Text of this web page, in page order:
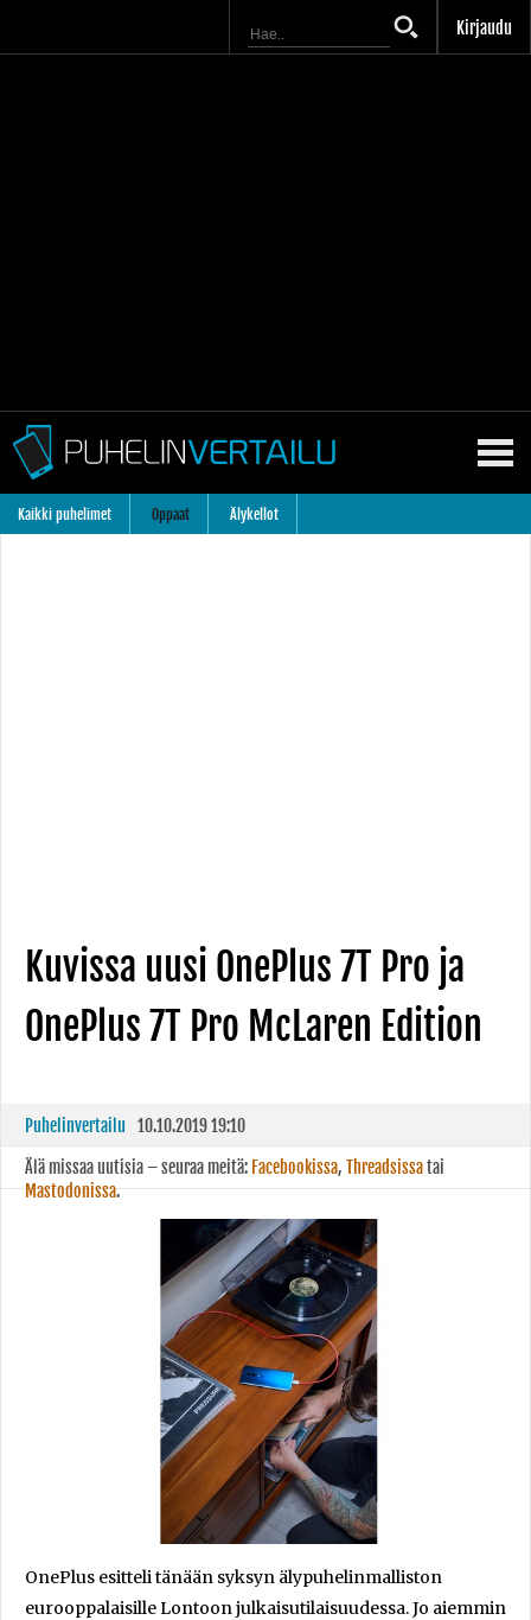
Kirjaudu
Kaikki puhelimet Oppaat Älykellot
Kuvissa uusi OnePlus 7T Pro ja
OnePlus 7T Pro McLaren Edition
Puhelinvertailu 10.10.2019 19:10
Älä missaa uutisia – seuraa meitä: Facebookissa, Threadsissatai
Mastodonissa.
OnePlus esitteli tänään syksyn älypuhelinmalliston
eurooppalaisille Lontoon julkaisutilaisuudessa. Jo aiemmin